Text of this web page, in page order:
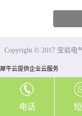
Copyright © 2017 宝岩电
犀牛云提供企业云服务
电话